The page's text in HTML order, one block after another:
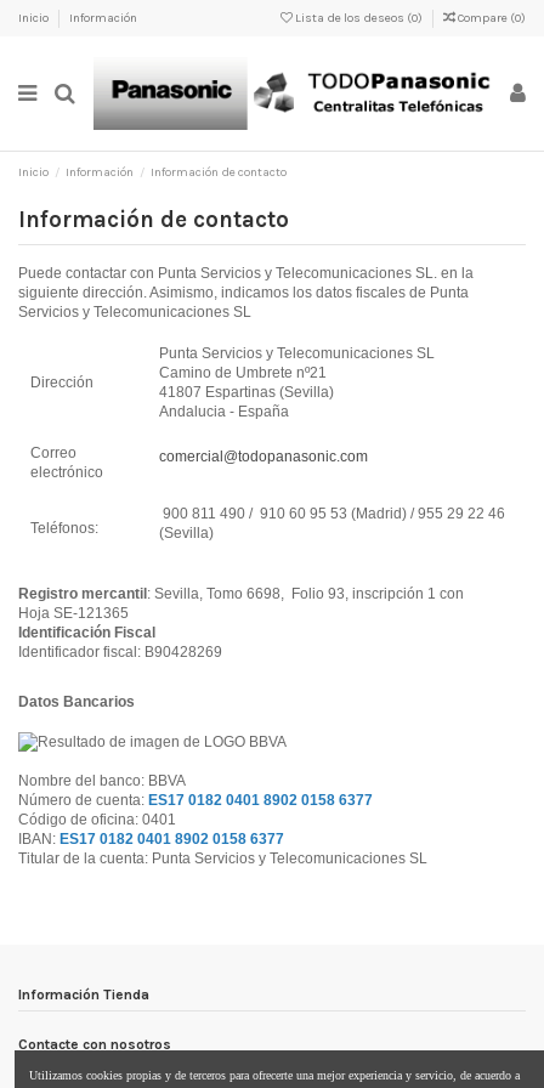
Inicio Información Lista de los deseos (0) Compare (0)
Inicio Información Información de contacto
Información de contacto
Puede contactar con Punta Servicios y Telecomunicaciones SL. en la
siguiente dirección. Asimismo, indicamos los datos fiscales de Punta
Servicios y Telecomunicaciones SL
Dirección
Punta Servicios y Telecomunicaciones SL
Camino de Umbrete nº21
41807 Espartinas (Sevilla)
Andalucia - España
Correo
electrónico
comercial@todopanasonic.com
Teléfonos:
900 811 490 / 910 60 95 53 (Madrid) / 955 29 22 46
(Sevilla)
Registro mercantil: Sevilla, Tomo 6698, Folio 93, inscripción 1 con
Hoja SE-121365
Identificación Fiscal
Identificador fiscal: B90428269
Datos Bancarios
Nombre del banco: BBVA
Número de cuenta: ES17 0182 0401 8902 0158 6377
Código de oficina: 0401
IBAN: ES17 0182 0401 8902 0158 6377
Titular de la cuenta: Punta Servicios y Telecomunicaciones SL
Información Tienda
Contacte con nosotros
Utilizamos cookies propias y de terceros para ofrecerte una mejor experiencia y servicio, de acuerdo a